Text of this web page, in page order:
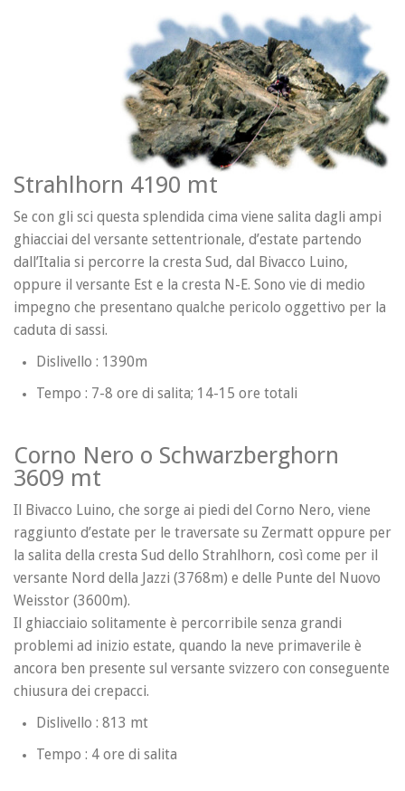
Strahlhorn 4190 mt
Se con gli sci questa splendida cima viene salita dagli ampi
ghiacciai del versante settentrionale, d’estate partendo
dall’Italia si percorre la cresta Sud, dal Bivacco Luino,
oppure il versante Est e la cresta N-E. Sono vie di medio
impegno che presentano qualche pericolo oggettivo per la
caduta di sassi.
Dislivello : 1390m
Tempo : 7-8 ore di salita; 14-15 ore totali
Corno Nero o Schwarzberghorn
3609 mt
Il Bivacco Luino, che sorge ai piedi del Corno Nero, viene
raggiunto d’estate per le traversate su Zermatt oppure per
la salita della cresta Sud dello Strahlhorn, così come per il
versante Nord della Jazzi (3768m) e delle Punte del Nuovo
Weisstor (3600m).
Il ghiacciaio solitamente è percorribile senza grandi
problemi ad inizio estate, quando la neve primaverile è
ancora ben presente sul versante svizzero con conseguente
chiusura dei crepacci.
Dislivello : 813 mt
Tempo : 4 ore di salita